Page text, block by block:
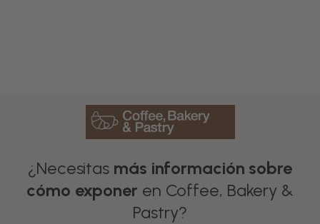
¿Necesitas más información sobre
cómo exponeren Coffee, Bakery &
Pastry?